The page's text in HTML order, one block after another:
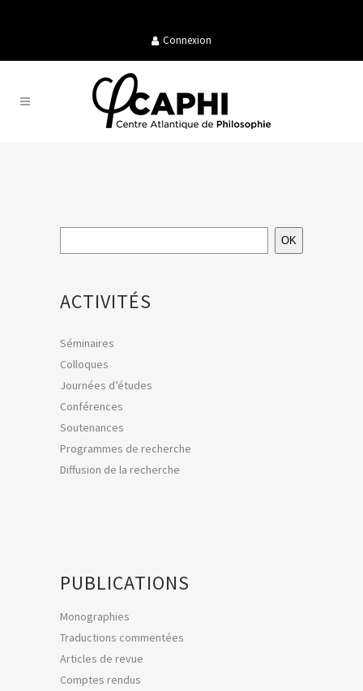
Connexion
OK
ACTIVITÉS
Séminaires
Colloques
Journées d’études
Conférences
Soutenances
Programmes de recherche
Diffusion de la recherche
PUBLICATIONS
Monographies
Traductions commentées
Articles de revue
Comptes rendus